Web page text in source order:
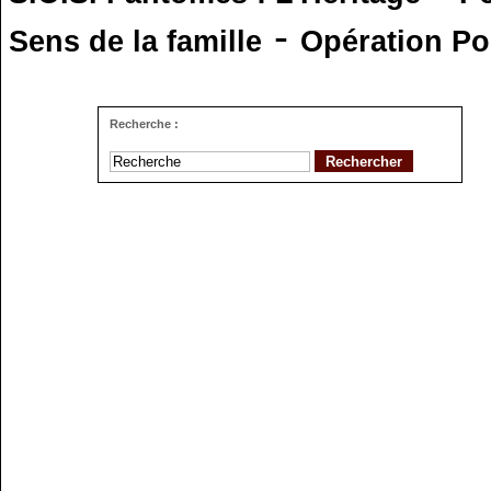
Sens de la famille - Opération
Recherche :